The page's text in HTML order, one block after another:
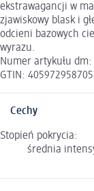
ekstrawagancji w
zjawiskowy blask i
odcieni bazowych
wyrazu.
Numer artykułu dm:
GTIN:
Cechy
Stopień pokrycia:
średnia